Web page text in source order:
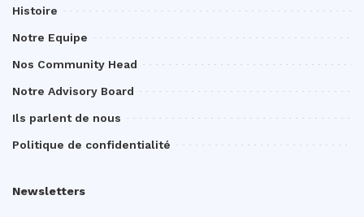
Histoire
Notre Equipe
Nos Community Head
Notre Advisory Board
Ils parlent de nous
Politique de confidentialité
Newsletters